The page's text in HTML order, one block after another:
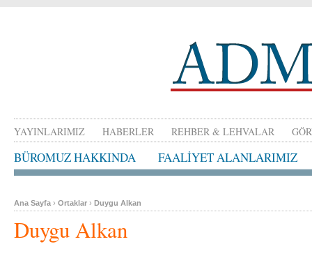
BÜROMUZ HAKKINDA FAALİYET ALANLARIMIZ
YAYINLARIMIZ HABERLER REHBER & LEHVALAR
Ana Sayfa › Ortaklar › Duygu Alkan
Duygu Alkan